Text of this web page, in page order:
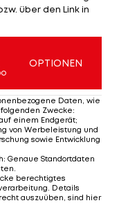
Versuch
zu bringen?
- vielleicht
Aber ich kann
nach dieser
herrscht", so
über den Link in
OPTIONEN
Daten, wie
Zwecke:
einem Endgerät;
von Werbeleistung und
sowie Entwicklung
: Genaue Standortdaten
.
berechtigtes
Details
auszuüben, sind hier